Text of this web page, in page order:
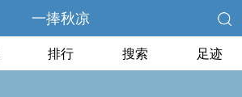
一捧秋凉
排行 搜索 足迹